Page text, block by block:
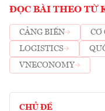
ĐỌC BÀI THEO TỪ
CẢNG BIỂN CƠ
LOGISTICS
VNECONOMY
CHỦ ĐỀ